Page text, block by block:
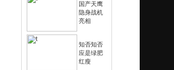
国产天鹰
隐身战机
亮相
知否知否
应是绿肥
红瘦